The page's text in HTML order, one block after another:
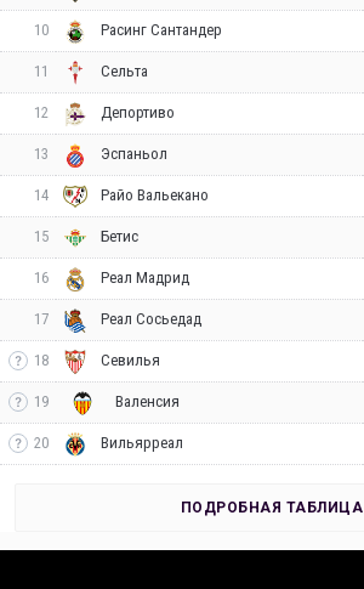
10 Расинг Сантандер
11 Сельта
12 Депортиво
13 Эспаньол
14 Райо Вальекано
15 Бетис
16 Реал Мадрид
17 Реал Сосьедад
18 Севилья
19 Валенсия
20 Вильярреал
ПОДРОБНАЯ ТАБЛИЦА